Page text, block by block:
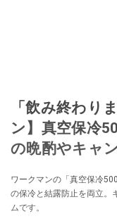
「飲み終わり
ン】真空保冷
の晩酌やキャ
ワークマンの「真空保冷
の保冷と結露防止を両立。
ムです。